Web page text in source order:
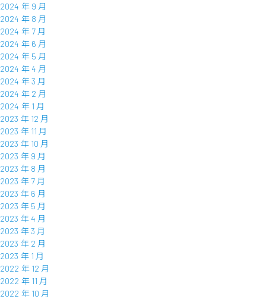
2024 年 9 月
2024 年 8 月
2024 年 7 月
2024 年 6 月
2024 年 5 月
2024 年 4 月
2024 年 3 月
2024 年 2 月
2024 年 1 月
2023 年 12 月
2023 年 11 月
2023 年 10 月
2023 年 9 月
2023 年 8 月
2023 年 7 月
2023 年 6 月
2023 年 5 月
2023 年 4 月
2023 年 3 月
2023 年 2 月
2023 年 1 月
2022 年 12 月
2022 年 11 月
2022 年 10 月